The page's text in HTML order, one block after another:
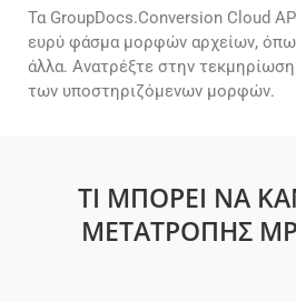
Τα GroupDocs.Conversion Cloud
ευρύ φάσμα μορφών αρχείων,
άλλα. Ανατρέξτε στην
των υποστηριζόμενων μορφών.
ΤΙ ΜΠΟΡΕΊ ΝΑ
ΜΕΤΑΤΡΟΠΉΣ